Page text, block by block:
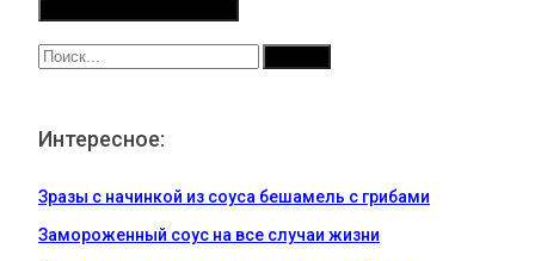
Интересное:
Зразы с начинкой из соуса бешамель с грибами
Замороженный соус на все случаи жизни